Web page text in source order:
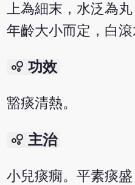
上為細末，水泛為
年齡大小而定，白滾
bubble_chart 功效
豁痰清熱。
bubble_chart 主治
小兒痰癇。平素痰